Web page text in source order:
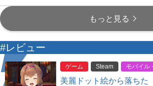
もっと見る
#レビュー
ゲーム Steam モバイル
美麗ドット絵から落ち